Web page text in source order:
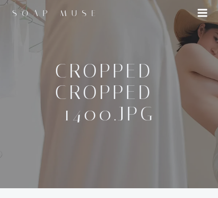
へ
ス
キ
ッ
プ
SOAP MUSE
CROPPED-
CROPPED-
1400.JPG